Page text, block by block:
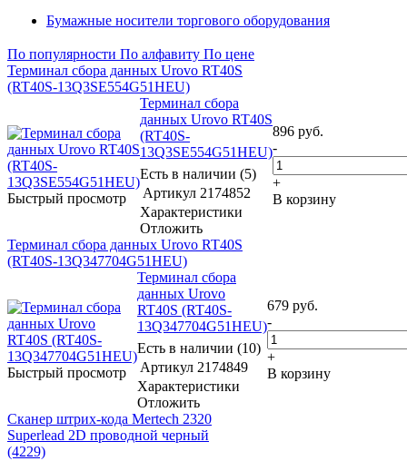
Бумажные носители торгового оборудования
По популярности По алфавиту По цене
Терминал сбора данных Urovo RT40S
(RT40S-13Q3SE554G51HEU)
Быстрый просмотр
Терминал сбора
данных Urovo RT40S
(RT40S-
13Q3SE554G51HEU)
Есть в наличии (5)
Артикул 2174852
Характеристики
Отложить
896 руб.
-
+
В корзину
Терминал сбора данных Urovo RT40S
(RT40S-13Q347704G51HEU)
Быстрый просмотр
Терминал сбора
данных Urovo
RT40S (RT40S-
13Q347704G51HEU)
Есть в наличии (10)
Артикул 2174849
Характеристики
Отложить
679 руб.
-
+
В корзину
Сканер штрих-кода Mertech 2320
Superlead 2D проводной черный
(4229)